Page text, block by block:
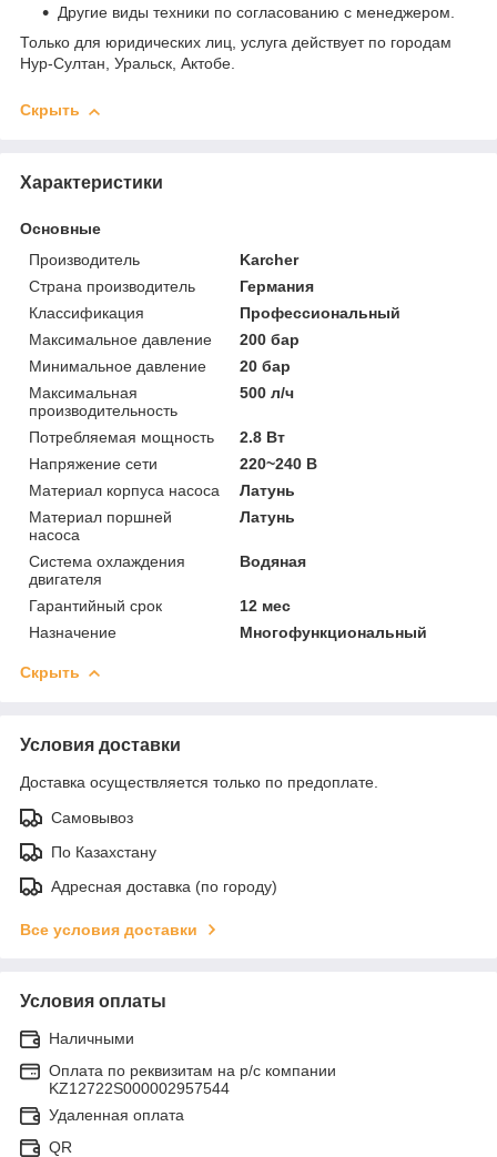
Другие виды техники по согласованию с менеджером.
Только для юридических лиц, услуга действует по городам
Нур-Султан, Уральск, Актобе.
Скрыть
Характеристики
Основные
Производитель
Karcher
Страна производитель
Германия
Классификация
Профессиональный
Максимальное давление
200 бар
Минимальное давление
20 бар
Максимальная
производительность
500 л/ч
Потребляемая мощность
2.8 Вт
Напряжение сети
220~240 В
Материал корпуса насоса
Латунь
Материал поршней
насоса
Латунь
Система охлаждения
двигателя
Водяная
Гарантийный срок
12 мес
Назначение
Многофункциональный
Скрыть
Условия доставки
Доставка осуществляется только по предоплате.
Самовывоз
По Казахстану
Адресная доставка (по городу)
Все условия доставки
Условия оплаты
Наличными
Оплата по реквизитам на р/с компании
KZ12722S000002957544
Удаленная оплата
QR